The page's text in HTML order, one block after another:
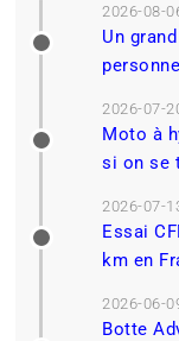
2026-08-
Un
2026-07-
Moto à
si on se
2026-07-
Essai
km en
2026-06-
Botte